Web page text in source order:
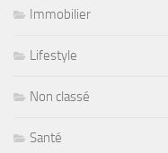
Immobilier
Lifestyle
Non classé
Santé